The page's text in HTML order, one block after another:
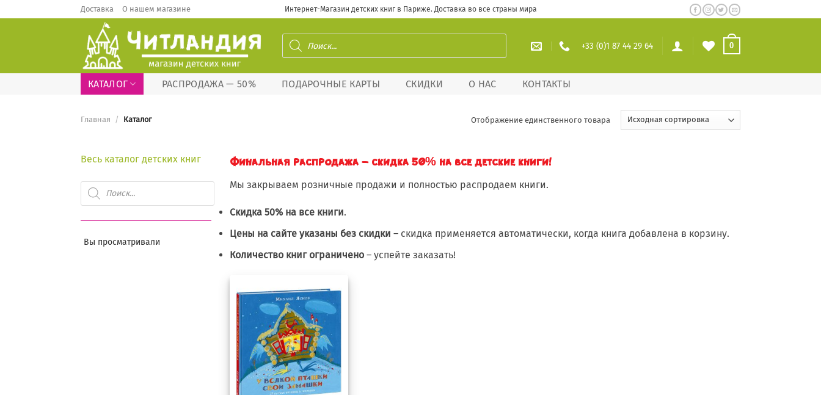
to
Доставка О нашем магазине Интернет-Магазин детских книг в Париже. Доставка во все страны мира
Поиск
товаров
+33 (0)1 87 44 29 64 0
КАТАЛОГ РАСПРОДАЖА — 50% ПОДАРОЧНЫЕ КАРТЫ СКИДКИ О НАС КОНТАКТЫ
Главная / Каталог Отображение единственного товара
Весь каталог детских книг
Поиск
товаров
Вы просматривали
Финальная распродажа – скидка 50% на все детские книги!
Мы закрываем розничные продажи и полностью распродаем книги.
Скидка 50% на все книги.
Цены на сайте указаны без скидки – скидка применяется автоматически, когда книга добавлена в корзину.
Количество книг ограничено – успейте заказать!
Добавить
в
избранное